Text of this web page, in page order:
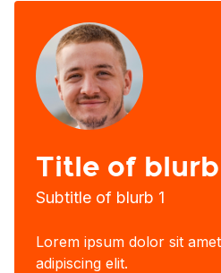
Title of blurb
Subtitle of blurb 1
Lorem ipsum dolor sit
adipiscing elit.